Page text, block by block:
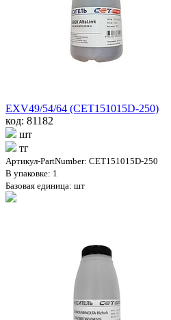
EXV49/54/64 (CET151015D-250)
код: 81182
шт
тг
Артикул-PartNumber: CET151015D-250
В упаковке: 1
Базовая единица: шт